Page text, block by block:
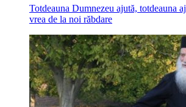
Totdeauna Dumnezeu ajută, totdeauna
vrea de la noi răbdare